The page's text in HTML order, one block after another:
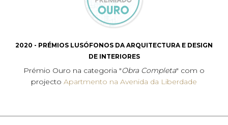
2020 - PRÉMIOS LUSÓFONOS DA ARQUITECTURA E DESIGN
DE INTERIORES
Prémio Ouro na categoria "Obra Completa" com o
projecto Apartmento na Avenida da Liberdade